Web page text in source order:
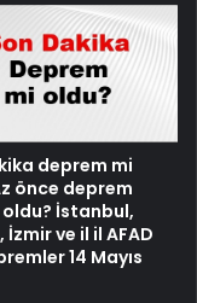
deprem mi
önce deprem
İstanbul,
ve il il AFAD
14 Mayıs